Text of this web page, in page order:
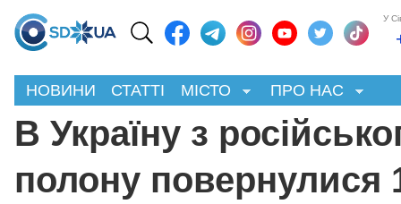
У
НОВИНИ СТАТТІ МІСТО ПРО НАС
В Україну з
полону повернулися